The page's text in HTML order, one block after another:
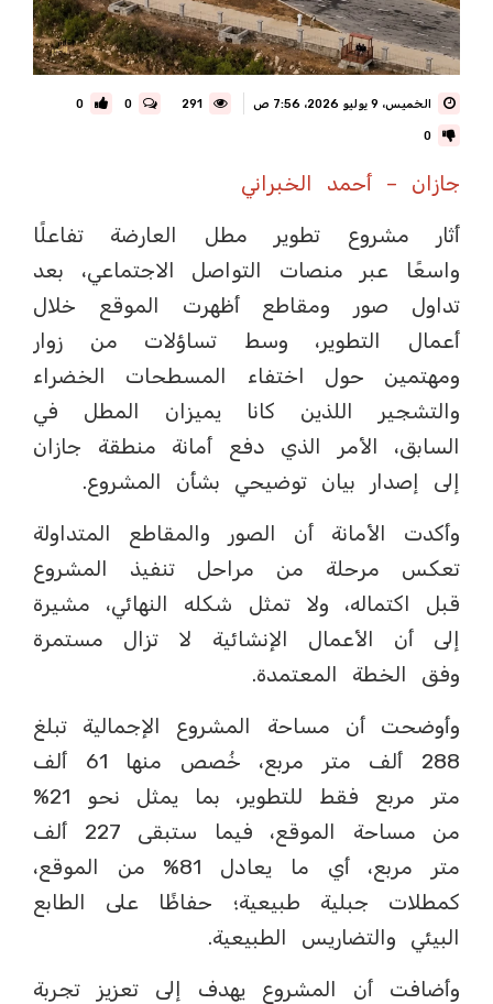
الخميس، 9 يوليو 2026، 7:56 ص 0
0
0
جازان – أحمد الخبراني
أثار مشروع تطوير مطل العارضة تفاعلًا
واسعًا عبر منصات التواصل الاجتماعي، بعد
تداول صور ومقاطع أظهرت الموقع خلال
أعمال التطوير، وسط تساؤلات من زوار
ومهتمين حول اختفاء المسطحات الخضراء
والتشجير اللذين كانا يميزان المطل في
السابق، الأمر الذي دفع أمانة منطقة جازان
إلى إصدار بيان توضيحي بشأن المشروع.
وأكدت الأمانة أن الصور والمقاطع المتداولة
تعكس مرحلة من مراحل تنفيذ المشروع
قبل اكتماله، ولا تمثل شكله النهائي، مشيرة
إلى أن الأعمال الإنشائية لا تزال مستمرة
وفق الخطة المعتمدة.
وأوضحت أن مساحة المشروع الإجمالية تبلغ
288 ألف متر مربع، خُصص منها 61 ألف
متر مربع فقط للتطوير، بما يمثل نحو 21%
من مساحة الموقع، فيما ستبقى 227 ألف
متر مربع، أي ما يعادل 81% من الموقع،
كمطلات جبلية طبيعية؛ حفاظًا على الطابع
البيئي والتضاريس الطبيعية.
وأضافت أن المشروع يهدف إلى تعزيز تجربة